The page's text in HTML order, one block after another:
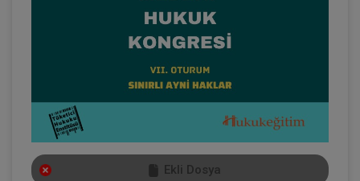
Ekli Dosya